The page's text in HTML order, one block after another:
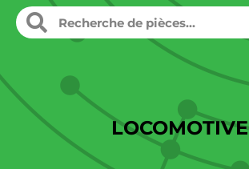
LOCOMOTIVE